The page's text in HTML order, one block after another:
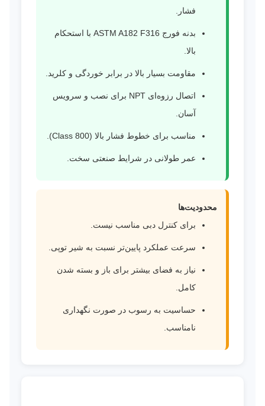
فشار.
بدنه فورج ASTM A182 F316 با استحکام
بالا.
مقاومت بسیار بالا در برابر خوردگی و کلرید.
اتصال رزوه‌ای NPT برای نصب و سرویس
آسان.
مناسب برای خطوط فشار بالا (Class 800).
عمر طولانی در شرایط صنعتی سخت.
محدودیت‌ها
برای کنترل دبی مناسب نیست.
سرعت عملکرد پایین‌تر نسبت به شیر توپی.
نیاز به فضای بیشتر برای باز و بسته شدن
کامل.
حساسیت به رسوب در صورت نگهداری
نامناسب.